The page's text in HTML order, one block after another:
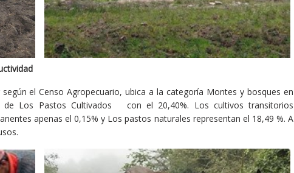
el Censo Agropecuario, ubica a la categoría Montes y bosques en
Los Pastos Cultivados con el 20,40%. Los cultivos transitorios
apenas el 0,15% y Los pastos naturales representan el 18,49 %. A